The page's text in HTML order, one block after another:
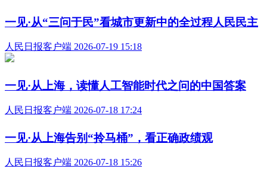
一见·从“三问于民”看城市更新中的全过程人民民主
人民日报客户端 2026-07-19 15:18
一见·从上海，读懂人工智能时代之问的中国答案
人民日报客户端 2026-07-18 17:24
一见·从上海告别“拎马桶”，看正确政绩观
人民日报客户端 2026-07-18 15:26